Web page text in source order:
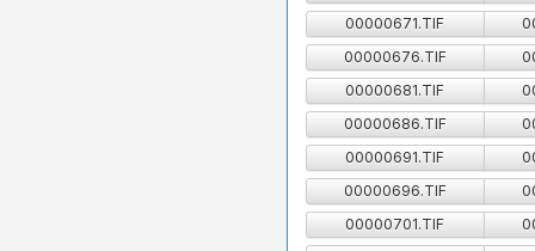
00000671.TIF
00000676.TIF
00000681.TIF
00000686.TIF
00000691.TIF
00000696.TIF
00000701.TIF